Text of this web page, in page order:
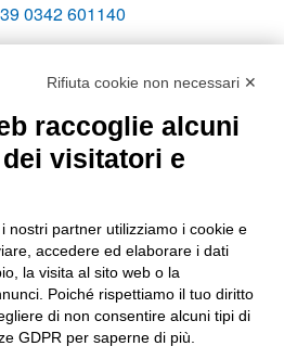
0342 601140
di apertura
Sabato
– 12:10
e festivi
Rifiuta cookie non necessari ✕
raccoglie alcuni
visitatori e
nostri partner utilizziamo i cookie e
accedere ed elaborare i dati
la visita al sito web o la
Poiché rispettiamo il tuo diritto
di non consentire alcuni tipi di
GDPR per saperne di più.